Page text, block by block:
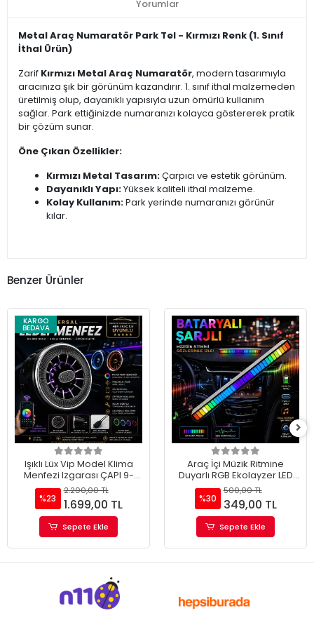
Yorumlar
Metal Araç Numaratör Park Tel - Kırmızı Renk (1. Sınıf
İthal Ürün)
Zarif Kırmızı Metal Araç Numaratör, modern tasarımıyla
aracınıza şık bir görünüm kazandırır. 1. sınıf ithal malzemeden
üretilmiş olup, dayanıklı yapısıyla uzun ömürlü kullanım
sağlar. Park ettiğinizde numaranızı kolayca göstererek pratik
bir çözüm sunar.
Öne Çıkan Özellikler:
Kırmızı Metal Tasarım:Çarpıcı ve estetik görünüm.
Dayanıklı Yapı:Yüksek kaliteli ithal malzeme.
Kolay Kullanım:Park yerinde numaranızı görünür
kılar.
Benzer Ürünler
KARGO
BEDAVA
Işıklı Lüx Vip Model Klima
Menfezi Izgarası ÇAPI 9-
10CM (2 ADET)
%23
2.200,00 TL
1.699,00 TL
Sepete Ekle
Araç İçi Müzik Ritmine
Duyarlı RGB Ekolayzer LED
Işık Çubuğu Bataryalı (1
ADET)
%30
500,00 TL
349,00 TL
Sepete Ekle